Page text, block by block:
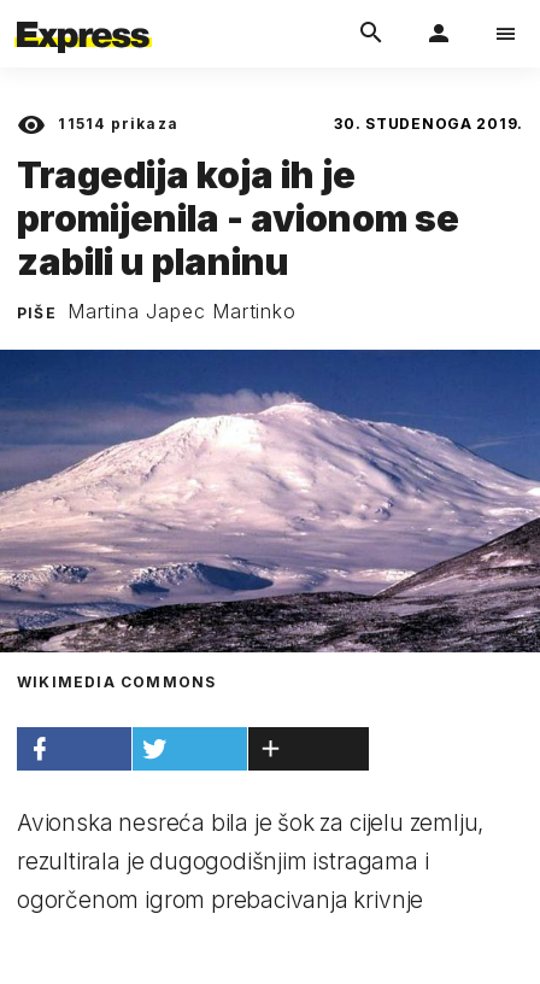
11514 prikaza 30. STUDENOGA 2019.
Tragedija koja ih je
promijenila - avionom se
zabili u planinu
PIŠE Martina Japec Martinko
WIKIMEDIA COMMONS
Avionska nesreća bila je šok za cijelu zemlju,
rezultirala je dugogodišnjim istragama i
ogorčenom igrom prebacivanja krivnje